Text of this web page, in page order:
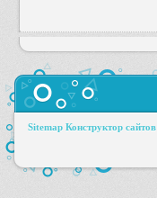
Sitemap Конструктор сайтов